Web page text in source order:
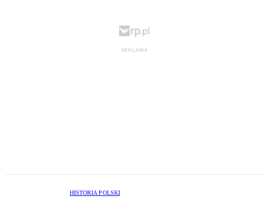
HISTORIA POLSKI